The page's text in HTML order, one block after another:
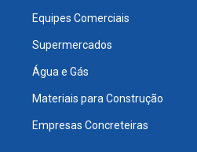
Equipes Comerciais
Supermercados
Água e Gás
Materiais para Construção
Empresas Concreteiras